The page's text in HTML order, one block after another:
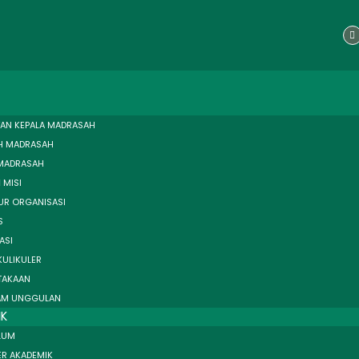
F
a
c
KEPALA MADRASAH
MADRASAH
MISI
ORGANISASI
UNGGULAN
AKADEMIK